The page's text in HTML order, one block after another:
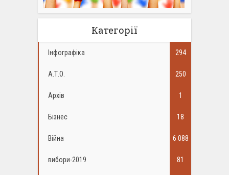
Категорії
Інфографіка 294
А.Т.О. 250
Архів 1
Бізнес 18
Війна 6 088
вибори-2019 81